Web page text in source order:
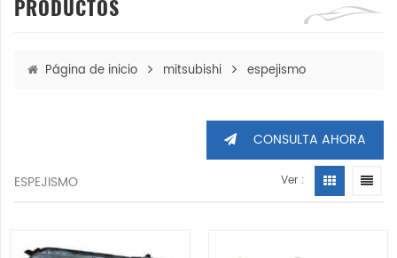
PRODUCTOS
Página de inicio mitsubishi espejismo
CONSULTA AHORA
ESPEJISMO Ver :